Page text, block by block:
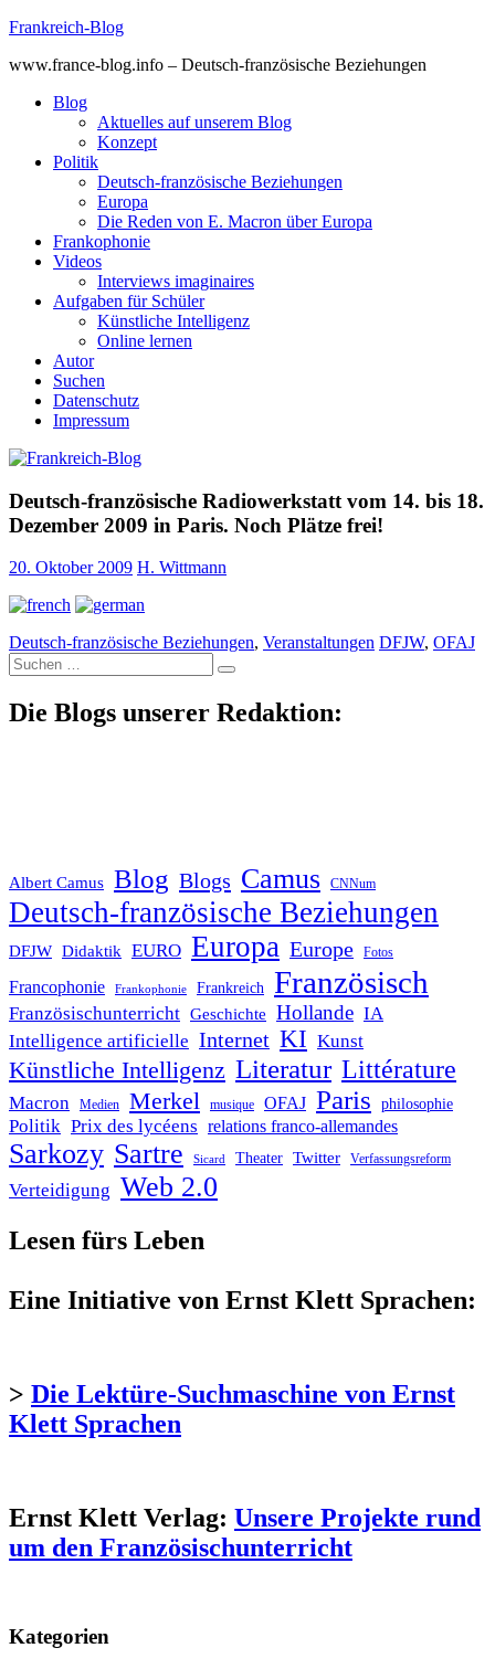
Skip
content
Frankreich-Blog
www.france-blog.info – Deutsch-französische Beziehungen
Blog
Aktuelles auf unserem Blog
Konzept
Politik
Deutsch-französische Beziehungen
Europa
Die Reden von E. Macron über Europa
Frankophonie
Videos
Interviews imaginaires
Aufgaben für Schüler
Künstliche Intelligenz
Online lernen
Autor
Suchen
Datenschutz
Impressum
Deutsch-französische Radiowerkstatt vom 14. bis 18.
Dezember 2009 in Paris. Noch Plätze frei!
20. Oktober 2009 H. Wittmann
Deutsch-französische Beziehungen, Veranstaltungen DFJW, OFAJ
Suche
nach:
Die Blogs unserer Redaktion:
Albert Camus Blog Blogs Camus CNNum
Deutsch-französische Beziehungen
DFJW Didaktik EURO Europa Europe Fotos
Francophonie Frankophonie Frankreich Französisch
Französischunterricht Geschichte Hollande IA
Intelligence artificielle Internet KI Kunst
Künstliche Intelligenz Literatur Littérature
Macron Medien Merkel musique OFAJ Paris philosophie
Politik Prix des lycéens relations franco-allemandes
Sarkozy Sartre Sicard Theater Twitter Verfassungsreform
Verteidigung Web 2.0
Lesen fürs Leben
Eine Initiative von Ernst Klett Sprachen:
> Die Lektüre-Suchmaschine von Ernst
Klett Sprachen
Ernst Klett Verlag: Unsere Projekte rund
um den Französischunterricht
Kategorien